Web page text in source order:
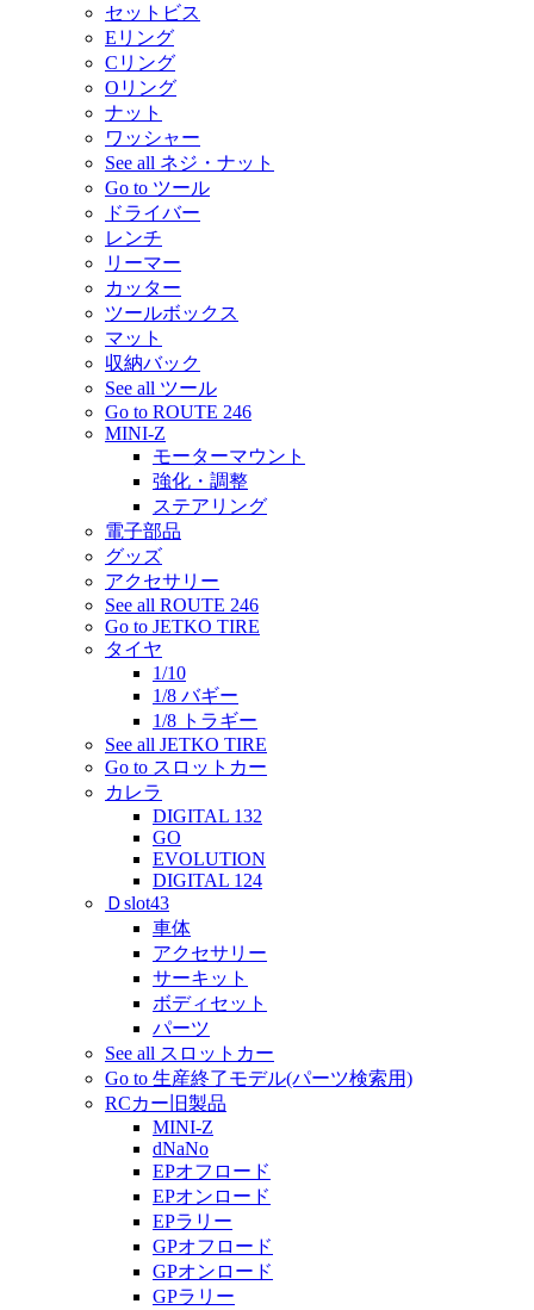
セットビス
Eリング
Cリング
Oリング
ナット
ワッシャー
See all ネジ・ナット
Go to ツール
ドライバー
レンチ
リーマー
カッター
ツールボックス
マット
収納バック
See all ツール
Go to ROUTE 246
MINI-Z
モーターマウント
強化・調整
ステアリング
電子部品
グッズ
アクセサリー
See all ROUTE 246
Go to JETKO TIRE
タイヤ
1/10
1/8 バギー
1/8 トラギー
See all JETKO TIRE
Go to スロットカー
カレラ
DIGITAL 132
GO
EVOLUTION
DIGITAL 124
Ｄslot43
車体
アクセサリー
サーキット
ボディセット
パーツ
See all スロットカー
Go to 生産終了モデル(パーツ検索用)
RCカー旧製品
MINI-Z
dNaNo
EPオフロード
EPオンロード
EPラリー
GPオフロード
GPオンロード
GPラリー